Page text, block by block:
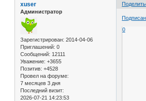
xuser
Администратор
Зарегистрирован: 2014-04-06
Приглашений: 0
Сообщений: 12111
Уважение: +3655
Позитив: +4528
Провел на форуме:
7 месяцев 3 дня
Последний визит:
2026-07-21 14:23:53
0